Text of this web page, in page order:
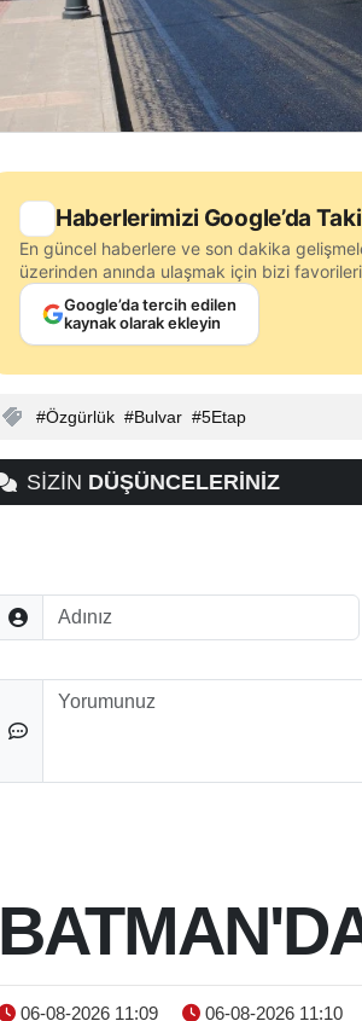
Haberlerimizi Google’da
En güncel haberlere ve son dakika
üzerinden anında ulaşmak için bizi
Google’da tercih edilen
kaynak olarak ekleyin
Özgürlük Bulvar 5Etap
SİZİN DÜŞÜNCELERİNİZ
Adınız
Düşünceleriniz
06-08-2026 11:09 06-08-2026 11:10